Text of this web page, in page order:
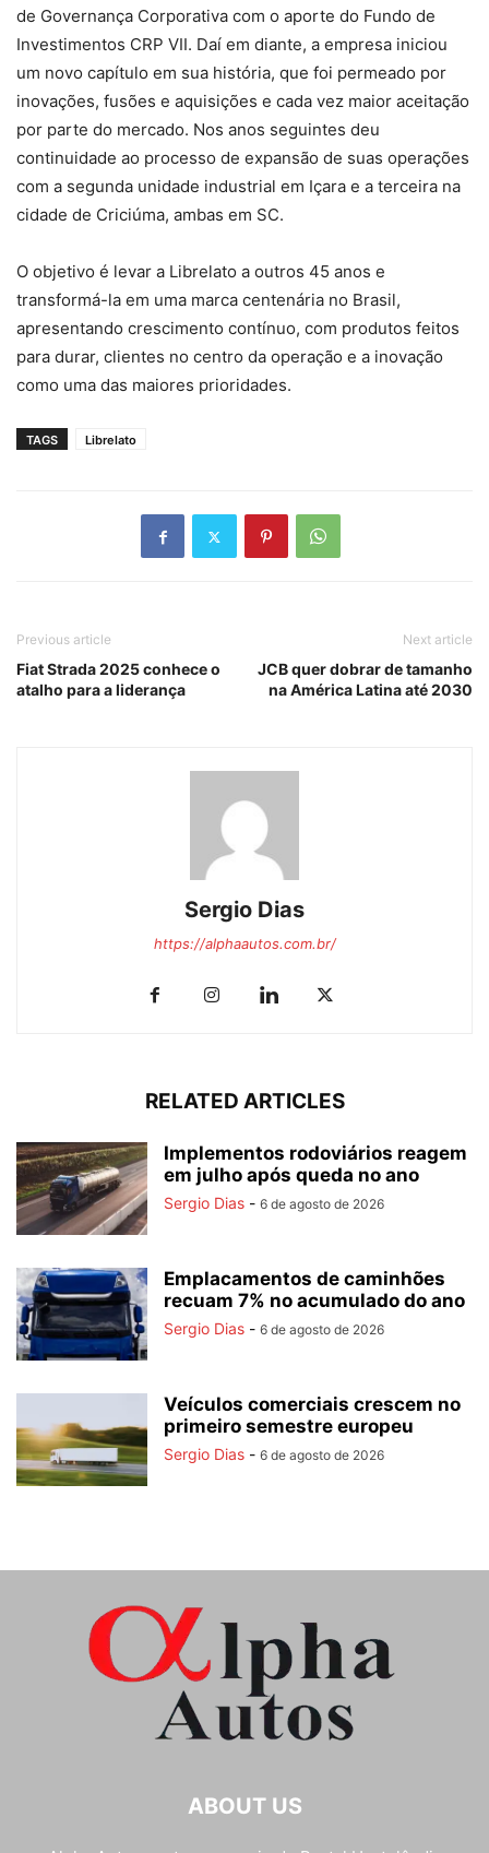
de Governança Corporativa com o aporte do Fundo de
Investimentos CRP VII. Daí em diante, a empresa iniciou
um novo capítulo em sua história, que foi permeado por
inovações, fusões e aquisições e cada vez maior aceitação
por parte do mercado. Nos anos seguintes deu
continuidade ao processo de expansão de suas operações
com a segunda unidade industrial em Içara e a terceira na
cidade de Criciúma, ambas em SC.
O objetivo é levar a Librelato a outros 45 anos e
transformá-la em uma marca centenária no Brasil,
apresentando crescimento contínuo, com produtos feitos
para durar, clientes no centro da operação e a inovação
como uma das maiores prioridades.
TAGS Librelato
Previous article
Fiat Strada 2025 conhece o
atalho para a liderança
Next article
JCB quer dobrar de tamanho
na América Latina até 2030
Sergio Dias
https://alphaautos.com.br/
RELATED ARTICLES
Implementos rodoviários reagem
em julho após queda no ano
Sergio Dias - 6 de agosto de 2026
Emplacamentos de caminhões
recuam 7% no acumulado do ano
Sergio Dias - 6 de agosto de 2026
Veículos comerciais crescem no
primeiro semestre europeu
Sergio Dias - 6 de agosto de 2026
ABOUT US